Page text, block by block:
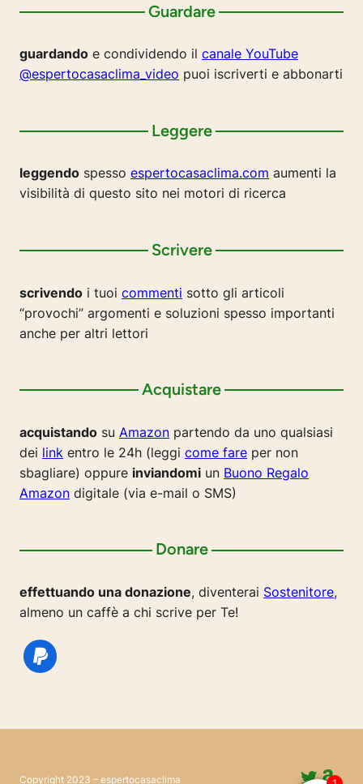
Guardare
guardando e condividendo il canale YouTube
@espertocasaclima_video puoi iscriverti e abbonarti
Leggere
leggendo spesso espertocasaclima.com aumenti la
visibilità di questo sito nei motori di ricerca
Scrivere
scrivendo i tuoi commenti sotto gli articoli
“provochi” argomenti e soluzioni spesso importanti
anche per altri lettori
Acquistare
acquistando su Amazon partendo da uno qualsiasi
dei link entro le 24h (leggi come fare per non
sbagliare) oppure inviandomi un Buono Regalo
Amazon digitale (via e-mail o SMS)
Donare
effettuando una donazione, diventerai Sostenitore,
almeno un caffè a chi scrive per Te!
Copyright 2023 – espertocasaclima